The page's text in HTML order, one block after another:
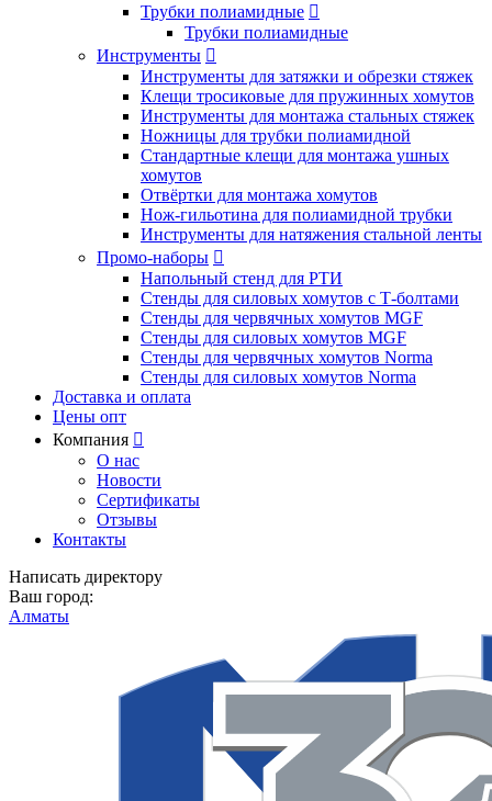
Трубки полиамидные 
Трубки полиамидные
Инструменты 
Инструменты для затяжки и обрезки стяжек
Клещи тросиковые для пружинных хомутов
Инструменты для монтажа стальных стяжек
Ножницы для трубки полиамидной
Стандартные клещи для монтажа ушных
хомутов
Отвёртки для монтажа хомутов
Нож-гильотина для полиамидной трубки
Инструменты для натяжения стальной ленты
Промо-наборы 
Напольный стенд для РТИ
Стенды для силовых хомутов с Т-болтами
Стенды для червячных хомутов MGF
Стенды для силовых хомутов MGF
Стенды для червячных хомутов Norma
Стенды для силовых хомутов Norma
Доставка и оплата
Цены опт
Компания 
О нас
Новости
Сертификаты
Отзывы
Контакты
Написать директору
Ваш город:
Алматы